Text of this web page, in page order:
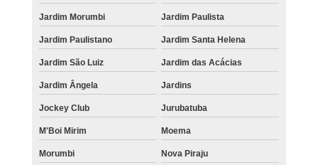
Jardim Morumbi Jardim Paulista
Jardim Paulistano Jardim Santa Helena
Jardim São Luiz Jardim das Acácias
Jardim Ângela Jardins
Jockey Club Jurubatuba
M'Boi Mirim Moema
Morumbi Nova Piraju